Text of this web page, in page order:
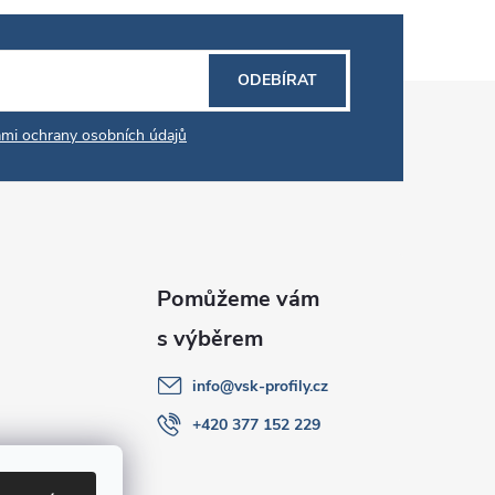
ochrany osobních údajů
ODEBÍRAT
info@vsk-profily.cz
+420 377 152 229